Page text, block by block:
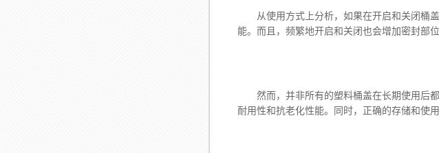
从使用方式上分析，如果在开启和关闭桶盖
能。而且，频繁地开启和关闭也会增加密封部
然而，并非所有的塑料桶盖在长期使用后都
耐用性和抗老化性能。同时，正确的存储和使